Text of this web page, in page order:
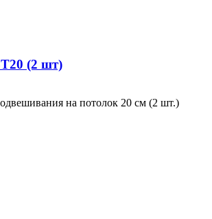
(2 шт)
на потолок 20 см (2 шт.)